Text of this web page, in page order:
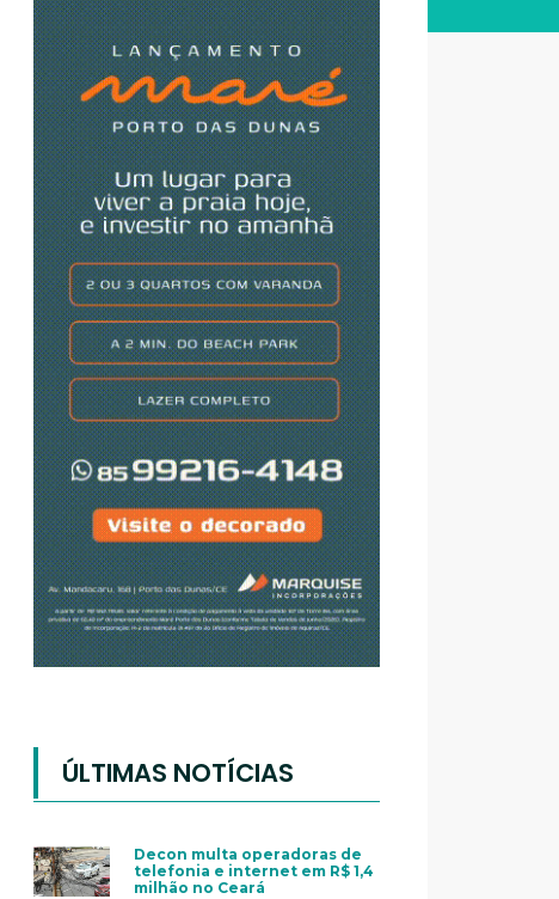
ÚLTIMAS NOTÍCIAS
Decon multa operadoras de
telefonia e internet em R$ 1,4
milhão no Ceará